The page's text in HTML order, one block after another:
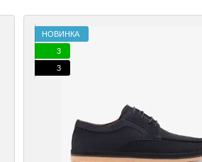
НОВИНКА
3
3